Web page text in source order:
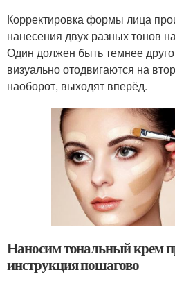
Корректировка формы лица
нанесения двух разных тонов
Один должен быть темнее
визуально отодвигаются на
наоборот, выходят вперёд.
Наносим тональный крем
инструкция пошагово